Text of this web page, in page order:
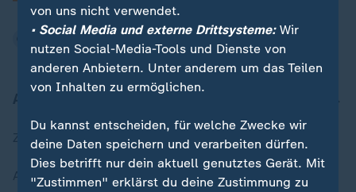
Zuletzt veröffentlicht
Aktuelle Sendungs-Videos
von uns nicht verwendet.
• Social Media und externe Drittsysteme:Wir
nutzen Social-Media-Tools und Dienste von
anderen Anbietern. Unter anderem um das Teilen
von Inhalten zu ermöglichen.
Du kannst entscheiden, für welche Zwecke wir
deine Daten speichern und verarbeiten dürfen.
Dies betrifft nur dein aktuell genutztes Gerät. Mit
"Zustimmen" erklärst du deine Zustimmung zu